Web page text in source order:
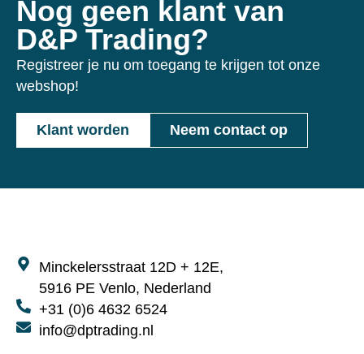
Nog geen klant van
D&P Trading?
Registreer je nu om toegang te krijgen tot onze
webshop!
Klant worden Neem contact op
Minckelersstraat 12D + 12E,
5916 PE Venlo, Nederland
+31 (0)6 4632 6524
info@dptrading.nl